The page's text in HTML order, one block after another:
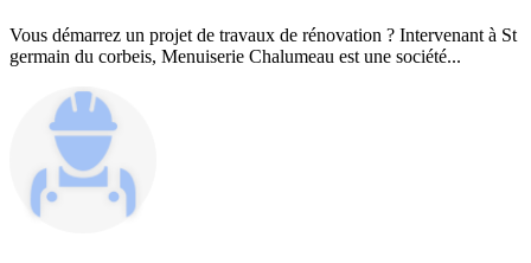
Vous démarrez un projet de travaux de rénovation ? Intervenant à St
germain du corbeis, Menuiserie Chalumeau est une société...